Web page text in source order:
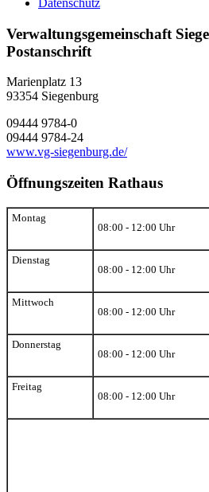
Verwaltungsgemeinschaft
Postanschrift
Marienplatz 13
93354 Siegenburg
09444 9784-0
09444 9784-24
www.vg-siegenburg.de/
Öffnungszeiten Rathaus
Montag
08:00 - 12:00 Uhr
Dienstag
08:00 - 12:00 Uhr
Mittwoch
08:00 - 12:00 Uhr
Donnerstag
08:00 - 12:00 Uhr
Freitag
08:00 - 12:00 Uhr